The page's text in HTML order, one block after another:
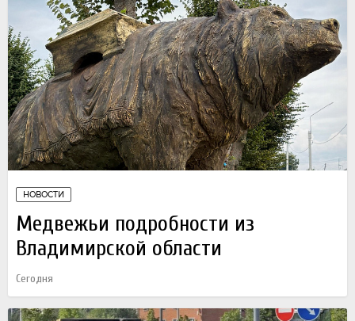
НОВОСТИ
Медвежьи подробности из
Владимирской области
Сегодня